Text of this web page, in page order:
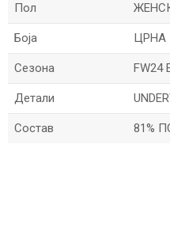
Пол
Боја ЦРНА
Сезона FW24
Детали
Состав 81%